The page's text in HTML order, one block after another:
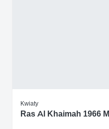
Kwiaty
Ras Al Khaimah 1966